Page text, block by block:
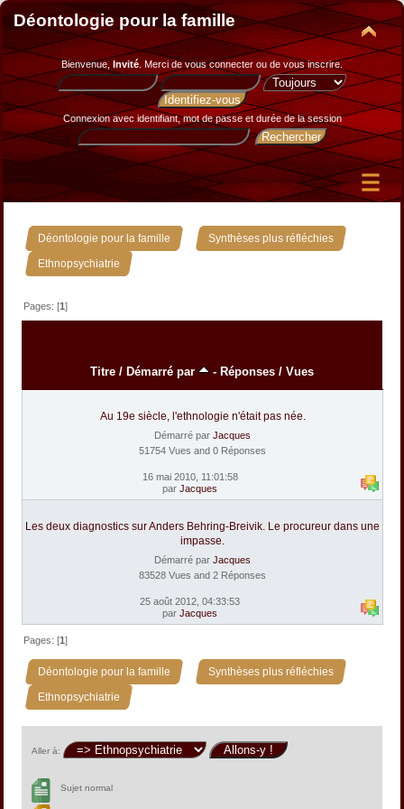
Déontologie pour la famille
Bienvenue, Invité. Merci devous connecter ou de vous inscrire.
Connexion avec identifiant, mot de passe et durée de la session
Déontologie pour la famille » Synthèses plus réfléchies »
Ethnopsychiatrie
Pages: [1]
Titre / Démarré par - Réponses / Vues
Au 19e siècle, l'ethnologie n'était pas née.
Démarré par Jacques
51754 Vues and 0 Réponses
16 mai 2010, 11:01:58
par Jacques
Les deux diagnostics sur Anders Behring-Breivik. Le procureur dans une
impasse.
Démarré par Jacques
83528 Vues and 2 Réponses
25 août 2012, 04:33:53
par Jacques
Pages: [1]
Déontologie pour la famille » Synthèses plus réfléchies »
Ethnopsychiatrie
Aller à:
Sujet normal